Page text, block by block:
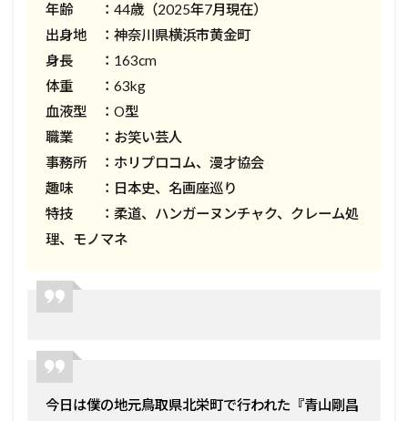
年齢 ：44歳（2025年7月現在）
出身地 ：神奈川県横浜市黄金町
身長 ：163cm
体重 ：63kg
血液型 ：O型
職業 ：お笑い芸人
事務所 ：ホリプロコム、漫才協会
趣味 ：日本史、名画座巡り
特技 ：柔道、ハンガーヌンチャク、クレーム処
理、モノマネ
今日は僕の地元鳥取県北栄町で行われた『青山剛昌